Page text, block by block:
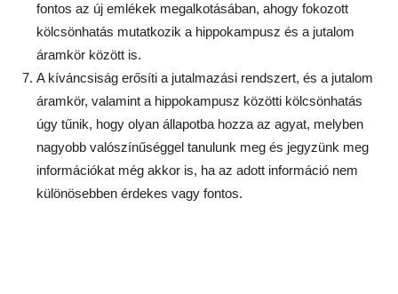
fontos az új emlékek megalkotásában, ahogy fokozott
kölcsönhatás mutatkozik a hippokampusz és a jutalom
áramkör között is.
A kíváncsiság erősíti a jutalmazási rendszert, és a jutalom
áramkör, valamint a hippokampusz közötti kölcsönhatás
úgy tűnik, hogy olyan állapotba hozza az agyat, melyben
nagyobb valószínűséggel tanulunk meg és jegyzünk meg
információkat még akkor is, ha az adott információ nem
különösebben érdekes vagy fontos.